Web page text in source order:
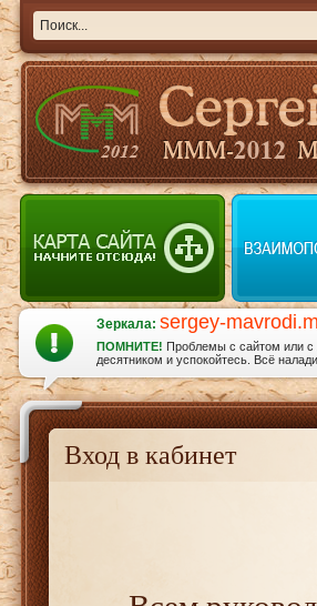
Зеркала: sergey-
ПОМНИТЕ! Проблемы с сайтом или с
десятником и успокойтесь. Всё
Вход в кабинет